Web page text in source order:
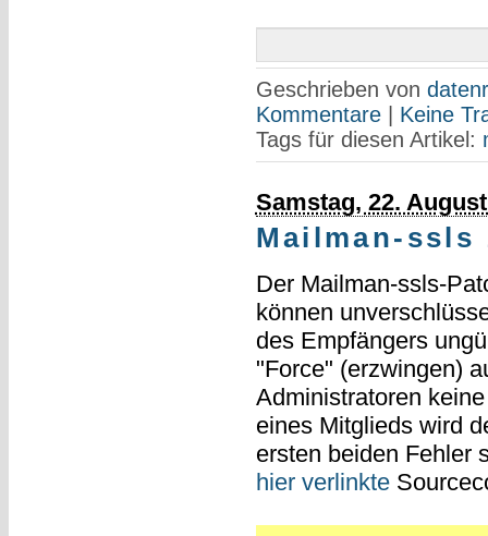
Geschrieben von
Kommentare| Keine
Tags für diesen Artikel:
Samstag, 22.
Mailman-ssls
Der Mailman-ssls-
können
des Empfängers
"Force" (erzwingen)
Administratoren
eines Mitglieds wird
ersten beiden Fehler
hier verlinkte